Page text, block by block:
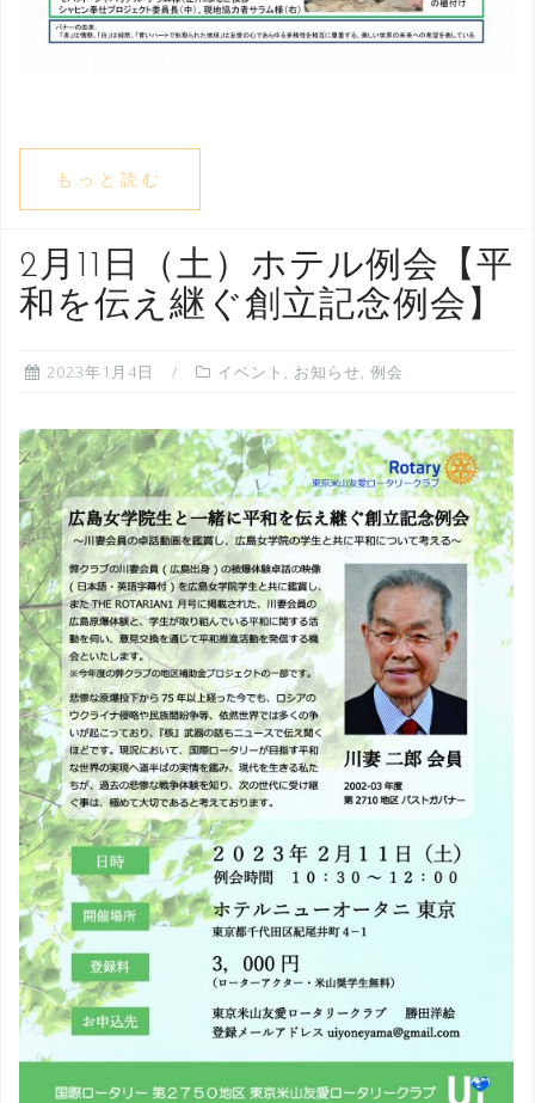
もっと読む
2月11日（土）ホテル例会【平
和を伝え継ぐ創立記念例会】
2023年1月4日 イベント , お知らせ, 例会